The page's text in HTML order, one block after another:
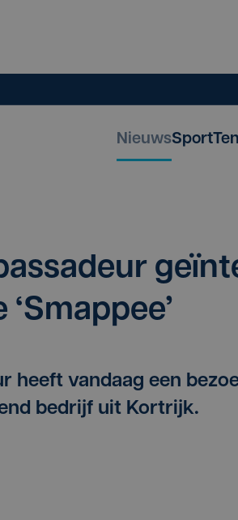
NieuwsSport
‘Smap­pee’
heeft vandaag een
bedrijf uit Kortrijk.